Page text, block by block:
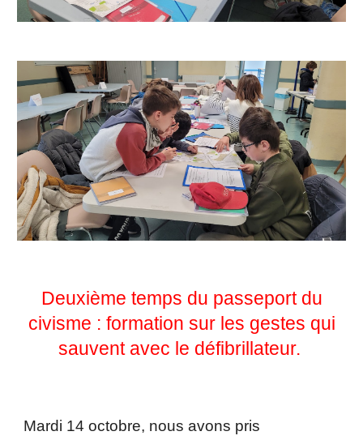
Deuxième temps du passeport du
civisme : formation sur les gestes qui
sauvent avec le défibrillateur.
Mardi 14 octobre, nous avons pris